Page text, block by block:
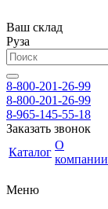
Ваш склад
Руза
8-800-201-26-99
8-800-201-26-99
8-965-145-55-18
Заказать звонок
Каталог
О
компании
Меню